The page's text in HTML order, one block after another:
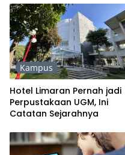
Kampus
Hotel Limaran Pernah jadi
Perpustakaan UGM, Ini
Catatan Sejarahnya